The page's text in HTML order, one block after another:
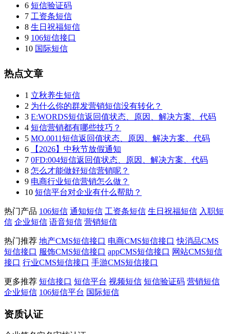
6 短信验证码
7 工资条短信
8 生日祝福短信
9 106短信接口
10 国际短信
热点文章
1 立秋养生短信
2 为什么你的群发营销短信没有转化？
3 E:WORDS短信返回值状态、原因、解决方案、代码
4 短信营销都有哪些技巧？
5 MO.0011短信返回值状态、原因、解决方案、代码
6
【2026】中秋节放假通知
7 0FD:004短信返回值状态、原因、解决方案、代码
8 怎么才能做好短信营销呢？
9 电商行业短信营销怎么做？
10 短信平台对企业有什么帮助？
热门产品 106短信 通知短信 工资条短信 生日祝福短信 入职短
信 企业短信 语音短信 营销短信
热门推荐 地产CMS短信接口 电商CMS短信接口 快消品CMS
短信接口 服饰CMS短信接口 appCMS短信接口 网站CMS短信
接口 行业CMS短信接口 手游CMS短信接口
更多推荐 短信接口 短信平台 视频短信 短信验证码 营销短信
企业短信 106短信平台 国际短信
资质认证